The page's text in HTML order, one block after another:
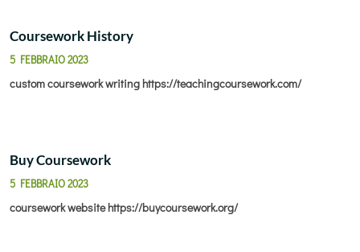
Coursework History
5 FEBBRAIO 2023
custom coursework writing https://teachingcoursework.com/
Buy Coursework
5 FEBBRAIO 2023
coursework websitehttps://buycoursework.org/